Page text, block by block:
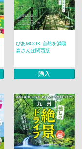
ぴあMOOK 自然を満喫
森さんぽ関西版
購入